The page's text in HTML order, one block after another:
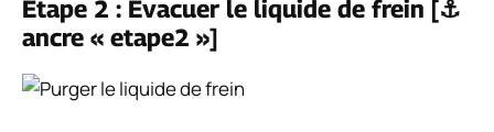
Étape 2 : Évacuer le liquide de frein [⚓
ancre « etape2 »]